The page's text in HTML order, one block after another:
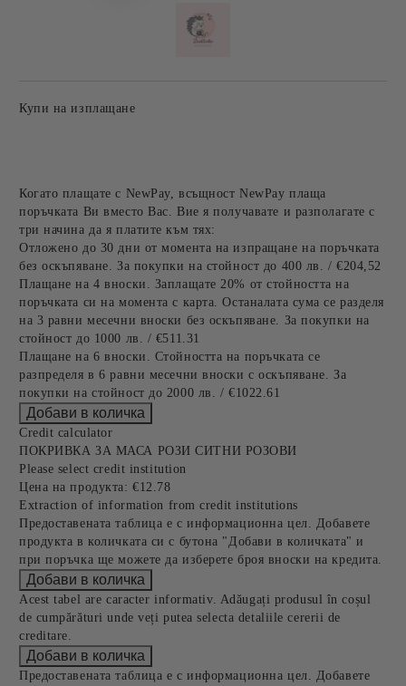
Купи на изплащане
Когато плащате с NewPay, всъщност NewPay плаща
поръчката Ви вместо Вас. Вие я получавате и разполагате с
три начина да я платите към тях:
Отложено до 30 дни от момента на изпращане на поръчката
без оскъпяване. За покупки на стойност до 400 лв. / €204,52
Плащане на 4 вноски. Заплащате 20% от стойността на
поръчката си на момента с карта. Останалата сума се разделя
на 3 равни месечни вноски без оскъпяване. За покупки на
стойност до 1000 лв. / €511.31
Плащане на 6 вноски. Стойността на поръчката се
разпределя в 6 равни месечни вноски с оскъпяване. За
покупки на стойност до 2000 лв. / €1022.61
Credit calculator
ПОКРИВКА ЗА МАСА РОЗИ СИТНИ РОЗОВИ
Please select credit institution
Цена на продукта: €12.78
Extraction of information from credit institutions
Предоставената таблица е с информационна цел. Добавете
продукта в количката си с бутона "Добави в количката" и
при поръчка ще можете да изберете броя вноски на кредита.
Acest tabel are caracter informativ. Adăugați produsul în coșul
de cumpărături unde veți putea selecta detaliile cererii de
creditare.
Предоставената таблица е с информационна цел. Добавете